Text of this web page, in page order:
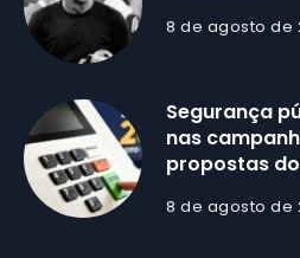
8 de agosto de
Segurança
nas
propostas
8 de agosto de